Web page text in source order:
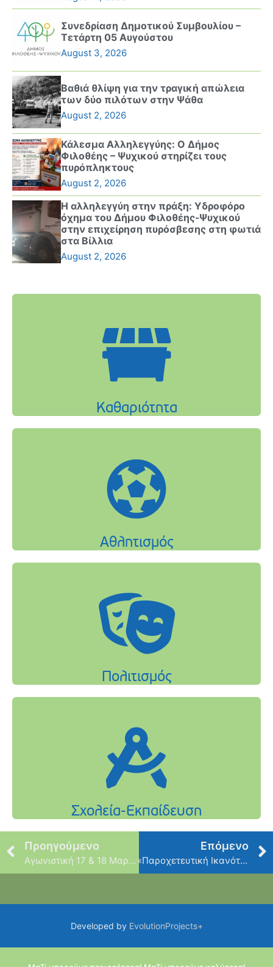
Συνεδρίαση Δημοτικού Συμβουλίου –
Τετάρτη 05 Αυγούστου
August 3, 2026
Βαθιά θλίψη για την τραγική απώλεια
των δύο πιλότων στην Ψάθα
August 2, 2026
Κάλεσμα Αλληλεγγύης: Ο Δήμος
Φιλοθέης – Ψυχικού στηρίζει τους
πυρόπληκτους
August 2, 2026
Η αλληλεγγύη στην πράξη: Υδροφόρο
όχημα του Δήμου Φιλοθέης-Ψυχικού
στην επιχείρηση πυρόσβεσης στη φωτιά
στα Βίλλια
August 2, 2026
Προηγούμενο
Αγωνιστική 17 & 18 Μαρτίου
Επόμενο
«Παροχετευτική Ικανότητα Ρέματος Φιλοθέης»
Developed by EvolutionProjects+